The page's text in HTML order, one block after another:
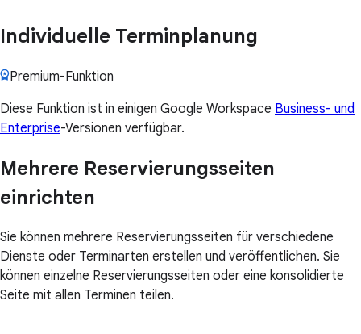
Individuelle Terminplanung
Premium-Funktion
Diese Funktion ist in einigen Google Workspace Business- und
Enterprise-Versionen verfügbar.
Mehrere Reservierungsseiten
einrichten
Sie können mehrere Reservierungsseiten für verschiedene
Dienste oder Terminarten erstellen und veröffentlichen. Sie
können einzelne Reservierungsseiten oder eine konsolidierte
Seite mit allen Terminen teilen.